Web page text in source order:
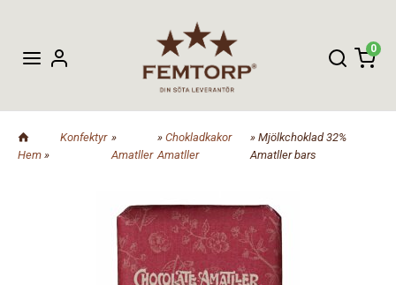
0
Hem »
Konfektyr »
Amatller
»Chokladkakor
Amatller
» Mjölkchoklad 32%
Amatller bars